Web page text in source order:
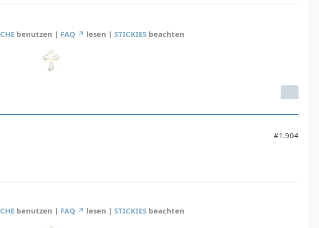
benutzen | FAQ lesen | STICKIES beachten
#1.904
benutzen | FAQ lesen | STICKIES beachten